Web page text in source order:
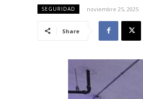
SEGURIDAD noviembre 25, 2025
Share